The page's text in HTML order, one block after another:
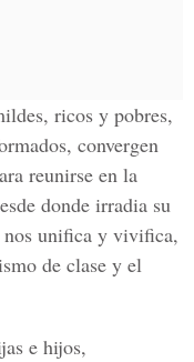
ricos y pobres,
convergen
reunirse en la
donde irradia su
nos unifica y vivifica,
de clase y el
e hijos,